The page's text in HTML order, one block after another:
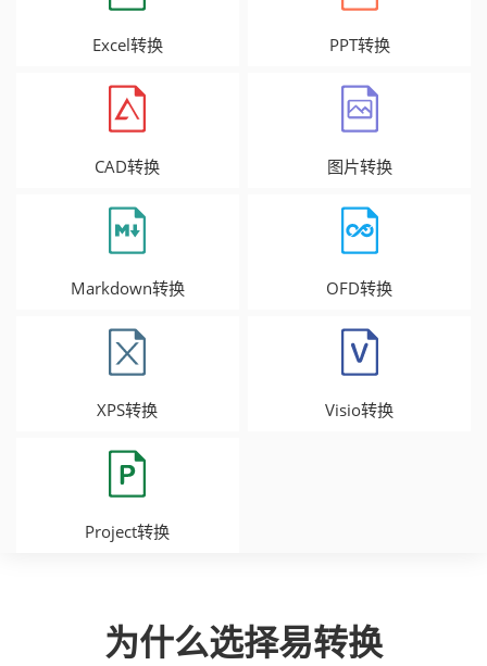
Excel转换 PPT转换
CAD转换 图片转换
Markdown转换 OFD转换
XPS转换 Visio转换
Project转换
为什么选择易转换